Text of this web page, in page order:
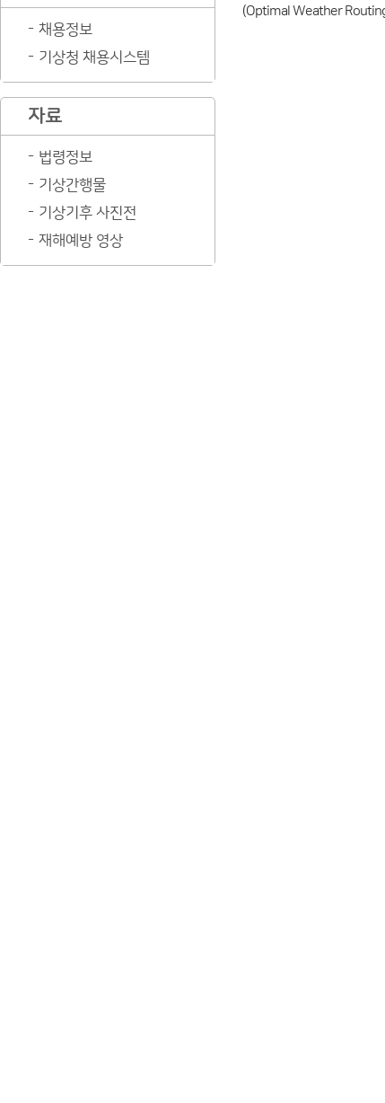
채용정보
기상청 채용시스템
자료
법령정보
기상간행물
기상기후 사진전
재해예방 영상
(Optimal Weather